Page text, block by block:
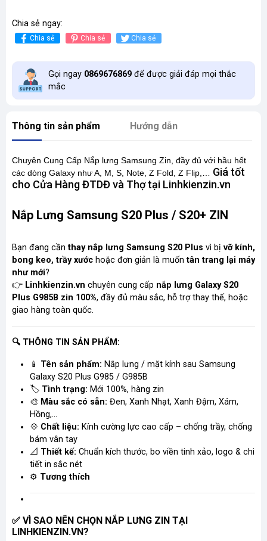
Chia sẻ ngay:
Chia sẻ Chia sẻ Chia sẻ
Gọi ngay 0869676869 để được giải đáp mọi thắc
mắc
Thông tin sản phẩm Hướng dẫn
Chuyên Cung Cấp Nắp lưng Samsung Zin, đầy đủ với hầu hết
các dòng Galaxy như A, M, S, Note, Z Fold, Z Flip,…
Giá tốt
cho Cửa Hàng ĐTDĐ và Thợ tại Linhkienzin.vn
Nắp Lưng Samsung S20 Plus / S20+ ZIN
Bạn đang cầnthay nắp lưng Samsung S20 Plus vì bị vỡ kính,
bong keo, trầy xước hoặc đơn giản là muốntân trang lại máy
như mới?
👉 Linhkienzin.vn chuyên cung cấp nắp lưng Galaxy S20
Plus G985B zin 100%, đầy đủ màu sắc, hỗ trợ thay thế, hoặc
giao hàng toàn quốc.
🔍 THÔNG TIN SẢN PHẨM:
📱 Tên sản phẩm: Nắp lưng / mặt kính sau Samsung
Galaxy S20 Plus G985 / G985B
🏷️ Tình trạng: Mới 100%, hàng zin
🎨 Màu sắc có sẵn: Đen, Xanh Nhạt, Xanh Đậm, Xám,
Hồng,...
💠 Chất liệu: Kính cường lực cao cấp – chống trầy, chống
bám vân tay
📐 Thiết kế: Chuẩn kích thước, bo viền tinh xảo, logo & chi
tiết in sắc nét
⚙️ Tương thích
✅ VÌ SAO NÊN CHỌN NẮP LƯNG ZIN TẠI
LINHKIENZIN.VN?